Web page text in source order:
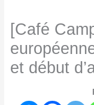
[Café
et début